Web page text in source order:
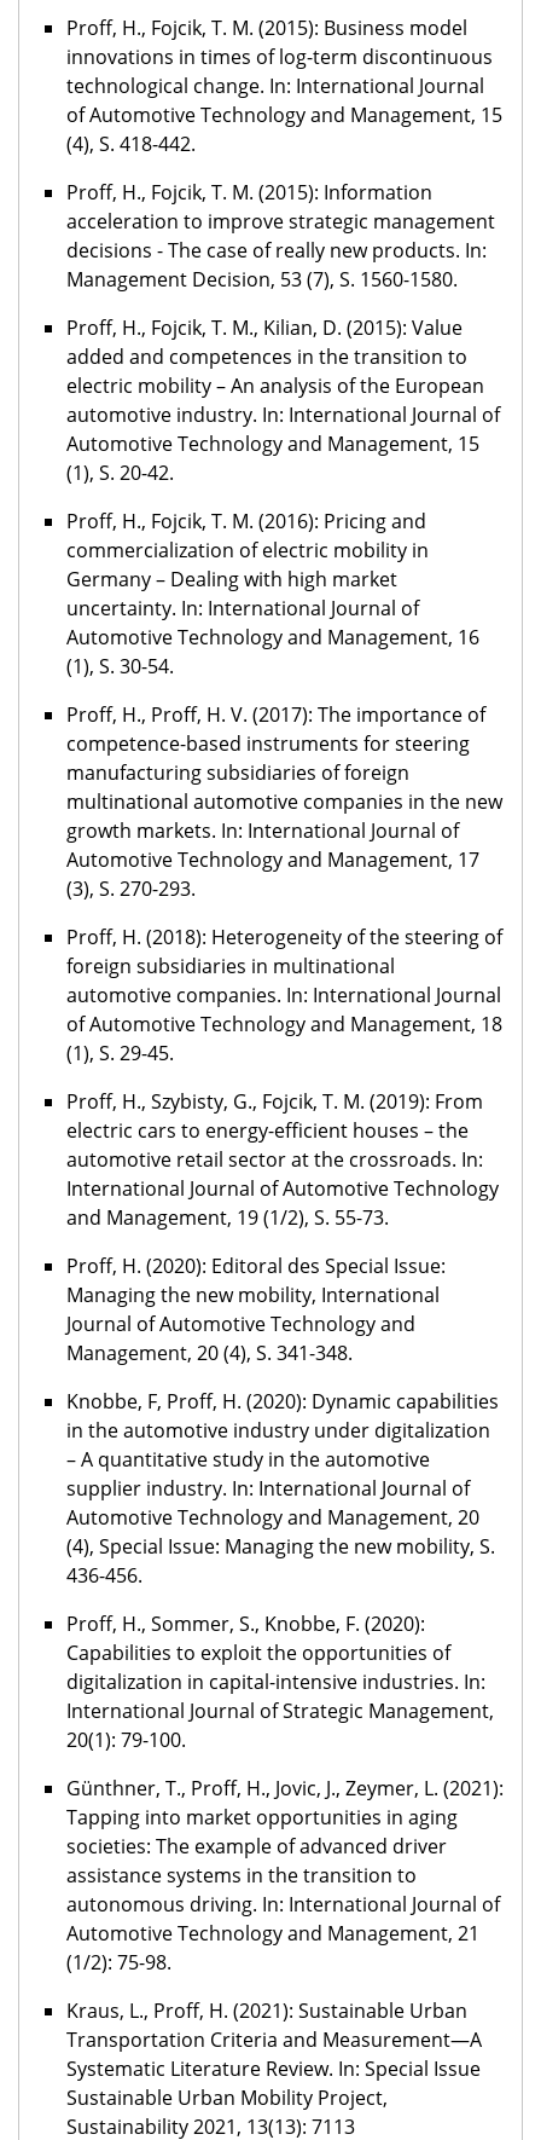
Proff, H., Fojcik, T. M. (2015): Business model
innovations in times of log-term discontinuous
technological change. In: International Journal
of Automotive Technology and Management, 15
(4), S. 418-442.
Proff, H., Fojcik, T. M. (2015): Information
acceleration to improve strategic management
decisions - The case of really new products. In:
Management Decision, 53 (7), S. 1560-1580.
Proff, H., Fojcik, T. M., Kilian, D. (2015): Value
added and competences in the transition to
electric mobility – An analysis of the European
automotive industry. In: International Journal of
Automotive Technology and Management, 15
(1), S. 20-42.
Proff, H., Fojcik, T. M. (2016): Pricing and
commercialization of electric mobility in
Germany – Dealing with high market
uncertainty. In: International Journal of
Automotive Technology and Management, 16
(1), S. 30-54.
Proff, H., Proff, H. V. (2017): The importance of
competence-based instruments for steering
manufacturing subsidiaries of foreign
multinational automotive companies in the new
growth markets. In: International Journal of
Automotive Technology and Management, 17
(3), S. 270-293.
Proff, H. (2018): Heterogeneity of the steering of
foreign subsidiaries in multinational
automotive companies. In: International Journal
of Automotive Technology and Management, 18
(1), S. 29-45.
Proff, H., Szybisty, G., Fojcik, T. M. (2019): From
electric cars to energy-efficient houses – the
automotive retail sector at the crossroads. In:
International Journal of Automotive Technology
and Management, 19 (1/2), S. 55-73.
Proff, H. (2020): Editoral des Special Issue:
Managing the new mobility, International
Journal of Automotive Technology and
Management, 20 (4), S. 341-348.
Knobbe, F, Proff, H. (2020): Dynamic capabilities
in the automotive industry under digitalization
– A quantitative study in the automotive
supplier industry. In: International Journal of
Automotive Technology and Management, 20
(4), Special Issue: Managing the new mobility, S.
436-456.
Proff, H., Sommer, S., Knobbe, F. (2020):
Capabilities to exploit the opportunities of
digitalization in capital-intensive industries. In:
International Journal of Strategic Management,
20(1): 79-100.
Günthner, T., Proff, H., Jovic, J., Zeymer, L. (2021):
Tapping into market opportunities in aging
societies: The example of advanced driver
assistance systems in the transition to
autonomous driving. In: International Journal of
Automotive Technology and Management, 21
(1/2): 75-98.
Kraus, L., Proff, H. (2021): Sustainable Urban
Transportation Criteria and Measurement—A
Systematic Literature Review. In: Special Issue
Sustainable Urban Mobility Project,
Sustainability 2021, 13(13): 7113